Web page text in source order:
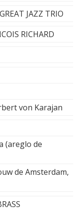
JAZZ TRIO
RICHARD
von Karajan
(areglo de
de Amsterdam,